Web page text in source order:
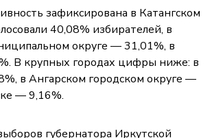
зафиксирована в Катангском
40,08% избирателей, в
округе — 31,01%, в
В крупных городах цифры ниже: в
в Ангарском городском округе —
— 9,16%.
губернатора Иркутской